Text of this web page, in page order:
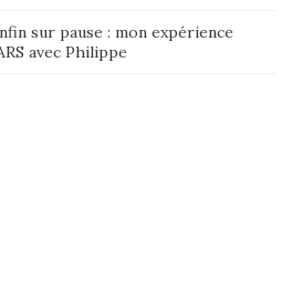
sur pause : mon expérience
avec Philippe